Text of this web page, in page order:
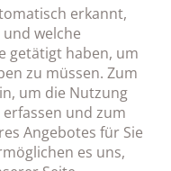
erkannt,
welche
getätigt haben, um
zu müssen. Zum
um die Nutzung
und zum
Angebotes für Sie
es uns,